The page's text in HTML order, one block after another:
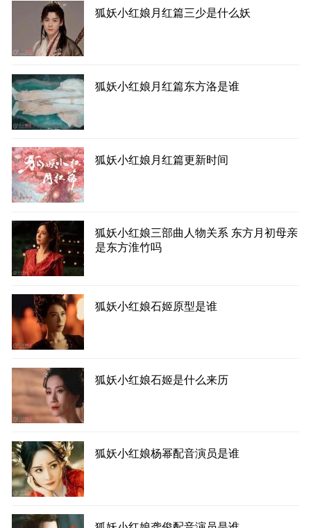
狐妖小红娘月红篇三少是什么妖
狐妖小红娘月红篇东方洛是谁
狐妖小红娘月红篇更新时间
狐妖小红娘三部曲人物关系 东方月初母亲
是东方淮竹吗
狐妖小红娘石姬原型是谁
狐妖小红娘石姬是什么来历
狐妖小红娘杨幂配音演员是谁